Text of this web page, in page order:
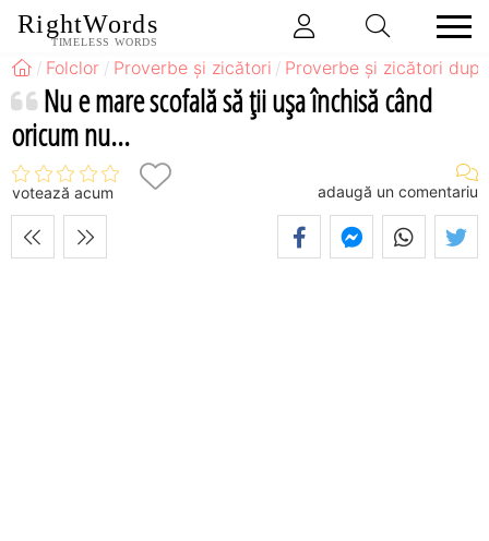
RightWords
TIMELESS WORDS
Folclor Proverbe și zicători Proverbe și zicători
Nu e mare scofală să ţii uşa închisă când
oricum nu...
votează acum adaugă un comentariu